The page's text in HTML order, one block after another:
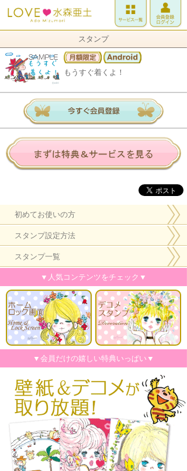
スタンプ
もうすぐ着くよ！
初めてお使いの方
スタンプ設定方法
スタンプ一覧
▼人気コンテンツをチェック▼
▼会員だけの嬉しい特典いっぱい▼